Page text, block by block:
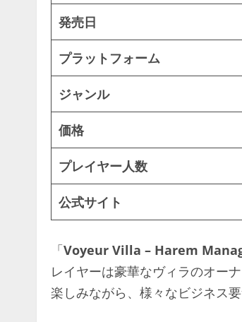
発売日
プラットフォーム
ジャンル
価格
プレイヤー人数
公式サイト
「Voyeur Villa – Harem
レイヤーは豪華なヴィラのオー
楽しみながら、様々なビジネス